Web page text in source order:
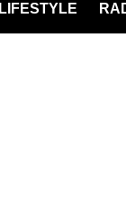
LIFESTYLE